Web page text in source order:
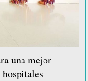
una mejor